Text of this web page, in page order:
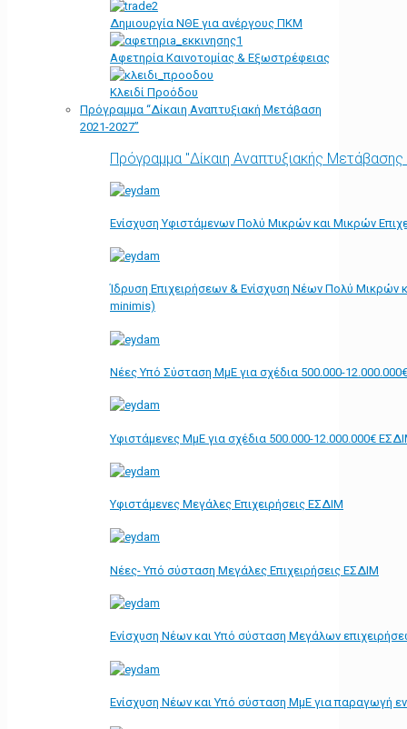
Δημιουργία ΝΘΕ για ανέργους ΠΚΜ
Αφετηρία Kαινοτομίας & Εξωστρέφειας
Κλειδί Προόδου
Πρόγραμμα “Δίκαιη Αναπτυξιακή Μετάβαση
2021-2027”
Πρόγραμμα "Δίκαιη Αναπτυξιακής
Ενίσχυση Υφιστάμενων Πολύ Μικρών και Μικρών
Ίδρυση Επιχειρήσεων & Ενίσχυση Νέων Πολύ Μικρών
minimis)
Νέες Υπό Σύσταση ΜμΕ για σχέδια 500.000-
Υφιστάμενες ΜμΕ για σχέδια 500.000-12.000.000€
Υφιστάμενες Μεγάλες Επιχειρήσεις ΕΣΔΙΜ
Νέες- Υπό σύσταση Μεγάλες Επιχειρήσεις ΕΣΔΙΜ
Ενίσχυση Νέων και Υπό σύσταση Μεγάλων
Ενίσχυση Νέων και Υπό σύσταση ΜμΕ για παραγωγή